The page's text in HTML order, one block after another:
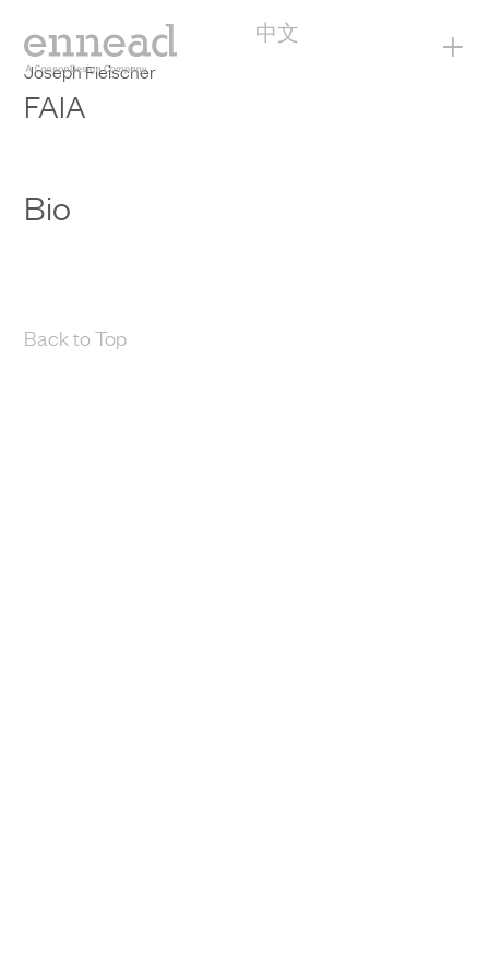
中文 +
Joseph Fleischer
FAIA
Bio
Back to Top